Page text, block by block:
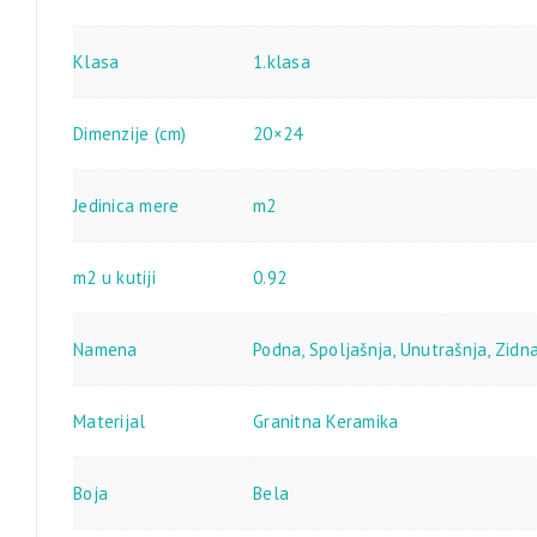
Klasa 1.klasa
Dimenzije (cm) 20×24
Jedinica mere m2
m2 u kutiji 0.92
Namena Podna, Spoljašnja, Unutrašnja,
Materijal Granitna Keramika
Boja Bela